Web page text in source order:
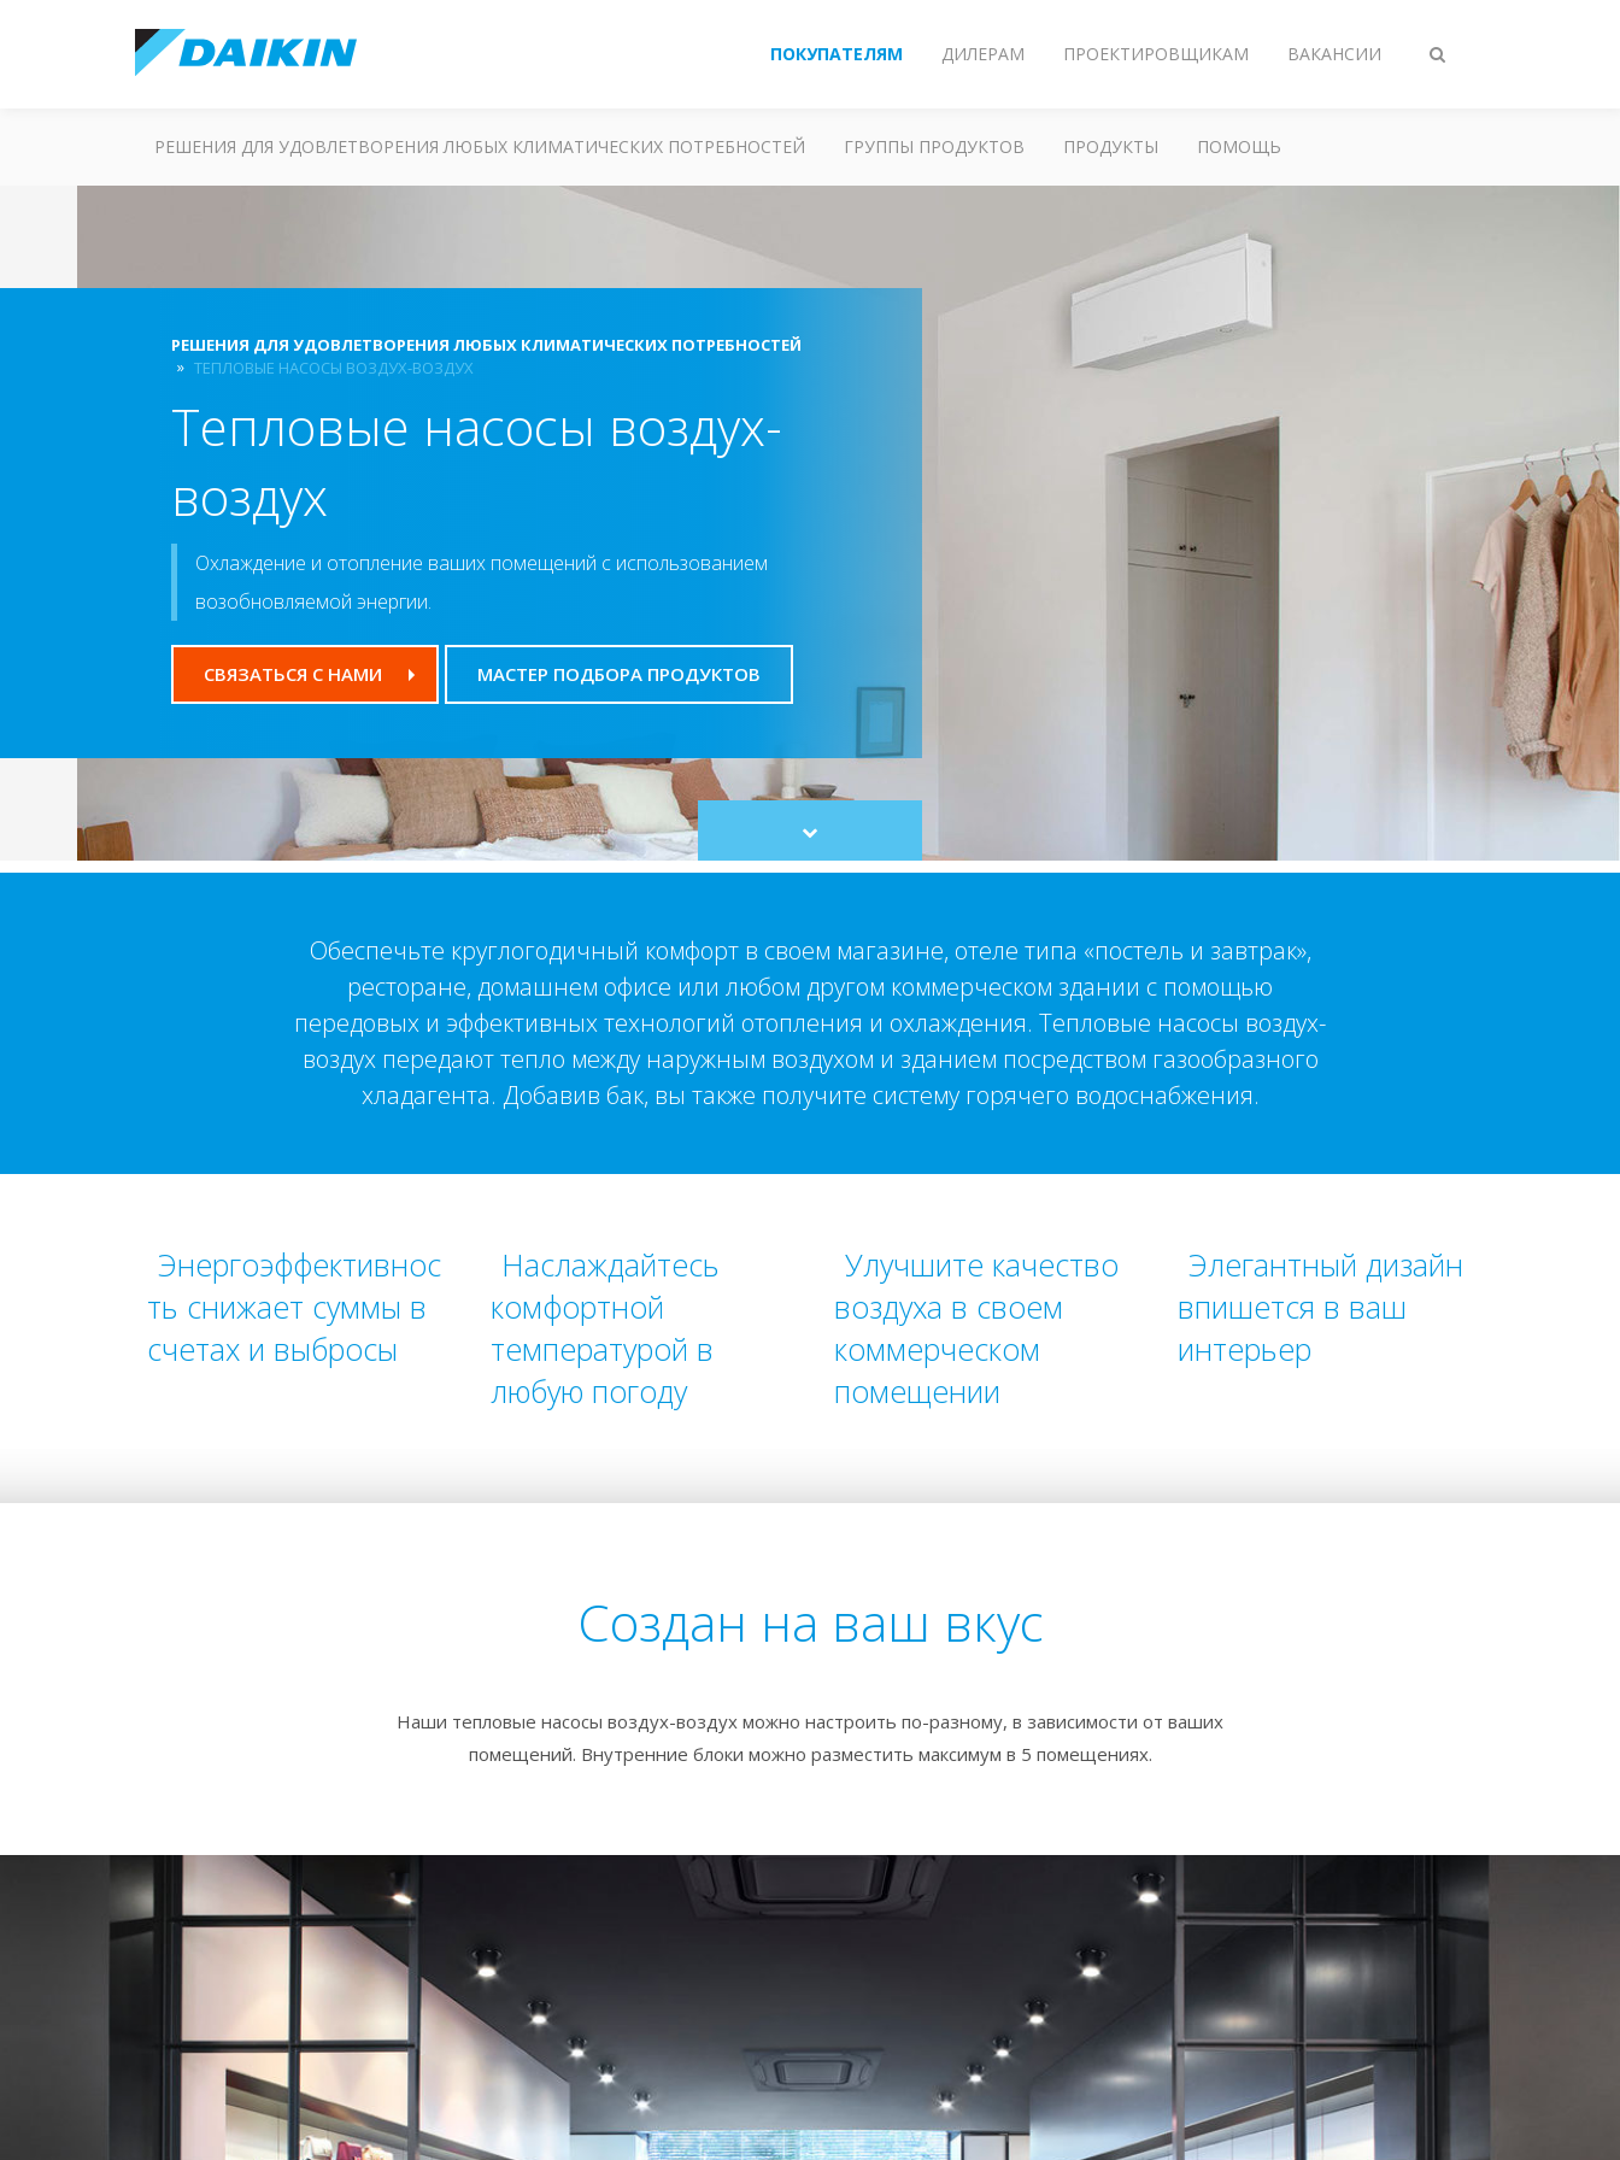
Переключить
ПОКУПАТЕЛЯМ ДИЛЕРАМ ПРОЕКТИРОВЩИКАМ ВАКАНСИИ
РЕШЕНИЯ ДЛЯ УДОВЛЕТВОРЕНИЯ ЛЮБЫХ КЛИМАТИЧЕСКИХ ПОТРЕБНОСТЕЙ ГРУППЫ ПРОДУКТОВ ПРОДУКТЫ ПОМОЩЬ
РЕШЕНИЯ ДЛЯ УДОВЛЕТВОРЕНИЯ ЛЮБЫХ КЛИМАТИЧЕСКИХ ПОТРЕБНОСТЕЙ
ТЕПЛОВЫЕ НАСОСЫ ВОЗДУХ-ВОЗДУХ
Тепловые насосы воздух-
воздух
Охлаждение и отопление ваших помещений с использованием
возобновляемой энергии.
СВЯЗАТЬСЯ С НАМИ МАСТЕР ПОДБОРА ПРОДУКТОВ
Scroll
to
Обеспечьте круглогодичный комфорт в своем магазине, отеле типа «постель и завтрак»,
ресторане, домашнем офисе или любом другом коммерческом здании с помощью
передовых и эффективных технологий отопления и охлаждения. Тепловые насосы воздух-
воздух передают тепло между наружным воздухом и зданием посредством газообразного
хладагента. Добавив бак, вы также получите систему горячего водоснабжения.
Энергоэффективнос
ть снижает суммы в
счетах и выбросы
Наслаждайтесь
комфортной
температурой в
любую погоду
Улучшите качество
воздуха в своем
коммерческом
помещении
Элегантный дизайн
впишется в ваш
интерьер
Создан на ваш вкус
Наши тепловые насосы воздух-воздух можно настроить по-разному, в зависимости от ваших
помещений. Внутренние блоки можно разместить максимум в 5 помещениях.